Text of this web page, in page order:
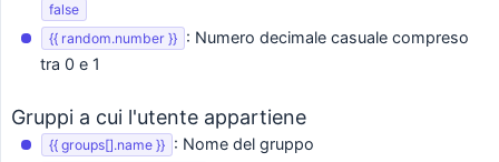
false
{{ random.number }} : Numero decimale casuale compreso
tra 0 e 1
Gruppi a cui l'utente appartiene
{{ groups[].name }} : Nome del gruppo